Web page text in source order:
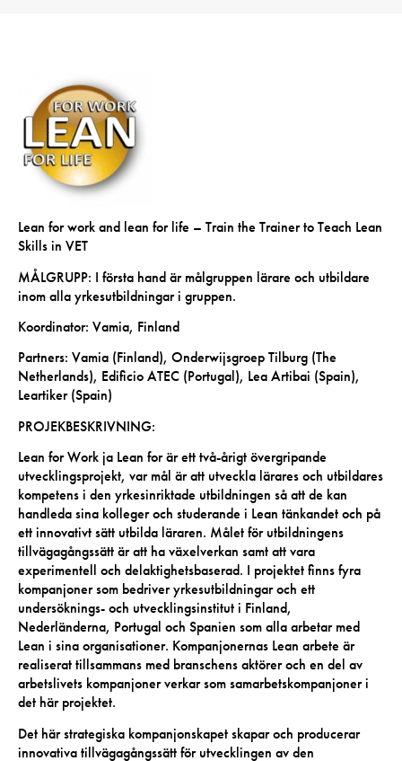
Lean for work and lean for life – Train the Trainer to Teach Lean
Skills in VET
MÅLGRUPP: I första hand är målgruppen lärare och utbildare
inom alla yrkesutbildningar i gruppen.
Koordinator: Vamia, Finland
Partners: Vamia (Finland), Onderwijsgroep Tilburg (The
Netherlands), Edificio ATEC (Portugal), Lea Artibai (Spain),
Leartiker (Spain)
PROJEKBESKRIVNING:
Lean for Work ja Lean for är ett två-årigt övergripande
utvecklingsprojekt, var mål är att utveckla lärares och utbildares
kompetens i den yrkesinriktade utbildningen så att de kan
handleda sina kolleger och studerande i Lean tänkandet och på
ett innovativt sätt utbilda läraren. Målet för utbildningens
tillvägagångssätt är att ha växelverkan samt att vara
experimentell och delaktighetsbaserad. I projektet finns fyra
kompanjoner som bedriver yrkesutbildningar och ett
undersöknings- och utvecklingsinstitut i Finland,
Nederländerna, Portugal och Spanien som alla arbetar med
Lean i sina organisationer. Kompanjonernas Lean arbete är
realiserat tillsammans med branschens aktörer och en del av
arbetslivets kompanjoner verkar som samarbetskompanjoner i
det här projektet.
Det här strategiska kompanjonskapet skapar och producerar
innovativa tillvägagångssätt för utvecklingen av den